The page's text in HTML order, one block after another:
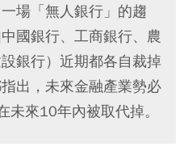
場「無人銀行」的趨
國銀行、工商銀行、農
銀行）近期都各自裁掉
出，未來金融產業勢必
未來10年內被取代掉。